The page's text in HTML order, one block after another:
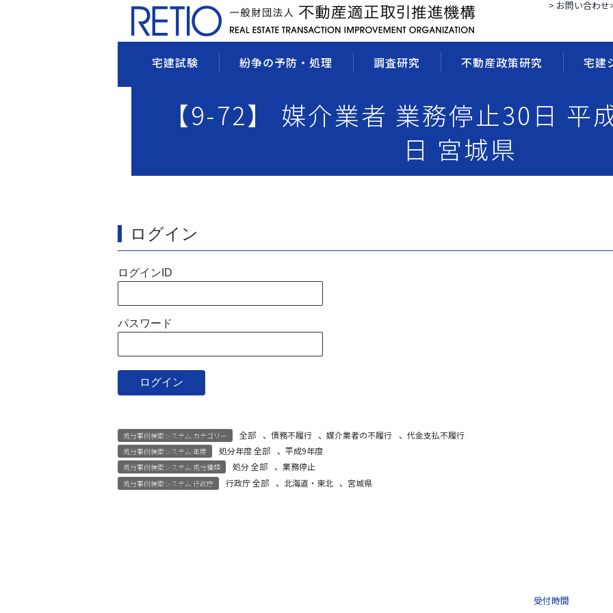
> お問い合わせ
宅建試験 紛争の予防・処理 調査研究 不動産政策研究 宅建
【9-72】 媒介業者 業務停止30日 平
日 宮城県
ログイン
ログインID
パスワード
処分事例検索システム カテゴリー 全部 、 債務不履行 、媒介業者の不履行 、 代金支払不履行
処分事例検索システム 年度 処分年度 全部 、 平成9年度
処分事例検索システム 処分種類 処分 全部 、 業務停止
処分事例検索システム 行政庁 行政庁 全部 、 北海道・東北 、 宮城県
受付時間